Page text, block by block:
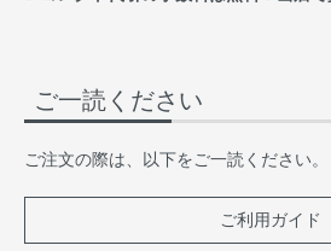
ご一読ください
ご注文の際は、以下をご一読ください。
ご利用ガイド